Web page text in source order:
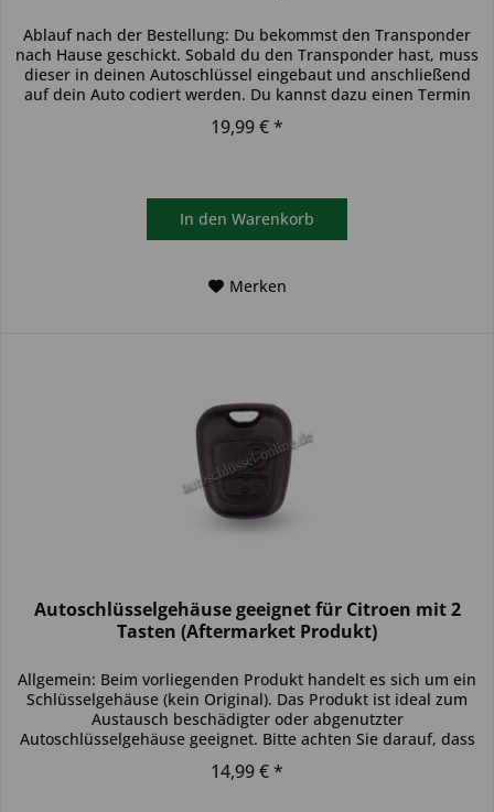
Ablauf nach der Bestellung: Du bekommst den Transponder
nach Hause geschickt. Sobald du den Transponder hast, muss
dieser in deinen Autoschlüssel eingebaut und anschließend
auf dein Auto codiert werden. Du kannst dazu einen Termin
19,99 € *
In den Warenkorb
Merken
Autoschlüsselgehäuse geeignet für Citroen mit 2
Tasten (Aftermarket Produkt)
Allgemein: Beim vorliegenden Produkt handelt es sich um ein
Schlüsselgehäuse (kein Original). Das Produkt ist ideal zum
Austausch beschädigter oder abgenutzter
Autoschlüsselgehäuse geeignet. Bitte achten Sie darauf, dass
14,99 € *